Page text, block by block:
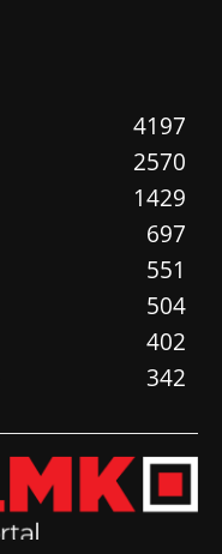
4197
2570
1429
697
551
504
402
342